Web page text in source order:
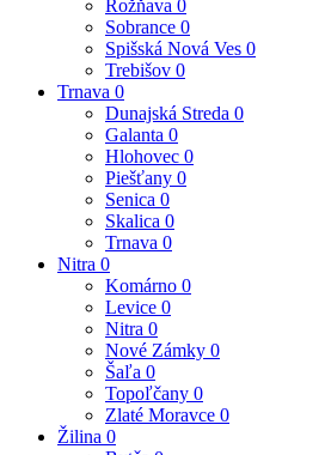
Rožňava 0
Sobrance 0
Spišská Nová Ves 0
Trebišov 0
Trnava 0
Dunajská Streda 0
Galanta 0
Hlohovec 0
Piešťany 0
Senica 0
Skalica 0
Trnava 0
Nitra 0
Komárno 0
Levice 0
Nitra 0
Nové Zámky 0
Šaľa 0
Topoľčany 0
Zlaté Moravce 0
Žilina 0